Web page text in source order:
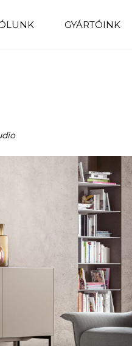
GYÁRTÓINK